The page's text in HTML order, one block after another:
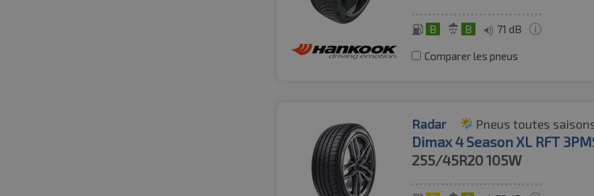
B B 71 dB
Comparer les pneus
Radar Pneus toutes
Dimax 4 Season XL RFT
255/45R20105W